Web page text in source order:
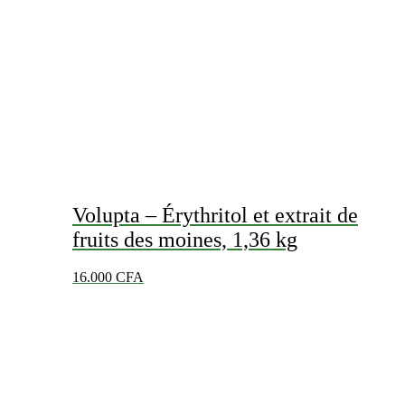
Volupta – ​​​​​​​Érythritol et extrait de
fruits des moines, 1,36 kg
16.000 CFA